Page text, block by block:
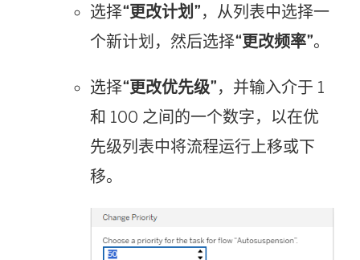
选择“更改计划”，从列表中选择一
个新计划，然后选择“更改频率”。
选择“更改优先级”，并输入介于 1
和 100 之间的一个数字，以在优
先级列表中将流程运行上移或下
移。